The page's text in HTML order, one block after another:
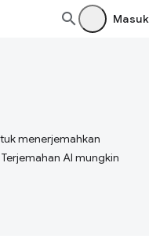
Masuk
menerjemahkan
AI mungkin